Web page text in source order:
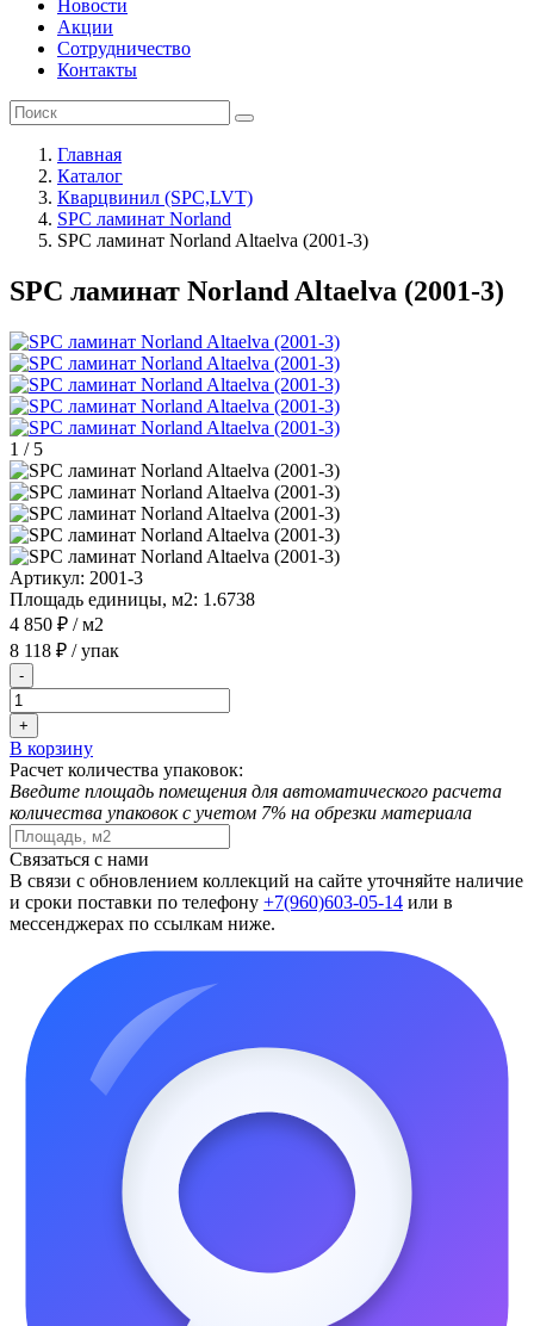
Новости
Акции
Сотрудничество
Контакты
Главная
Каталог
Кварцвинил (SPC,LVT)
SPC ламинат Norland
SPC ламинат Norland Altaelva (2001-3)
SPC ламинат Norland Altaelva (2001-3)
1 / 5
Артикул: 2001-3
Площадь единицы, м2: 1.6738
4 850 ₽ / м2
8 118 ₽ / упак
-
+
В корзину
Расчет количества упаковок:
Введите площадь помещения для автоматического расчета
количества упаковок с учетом 7% на обрезки материала
Связаться с нами
В связи с обновлением коллекций на сайте уточняйте наличие
и сроки поставки по телефону +7(960)603-05-14 или в
мессенджерах по ссылкам ниже.